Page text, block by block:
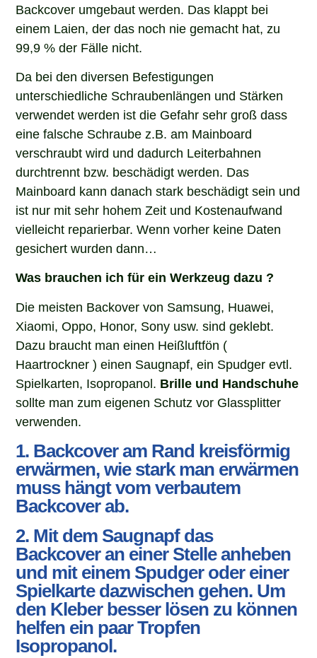
Backcover umgebaut werden. Das klappt bei
einem Laien, der das noch nie gemacht hat, zu
99,9 % der Fälle nicht.
Da bei den diversen Befestigungen
unterschiedliche Schraubenlängen und Stärken
verwendet werden ist die Gefahr sehr groß dass
eine falsche Schraube z.B. am Mainboard
verschraubt wird und dadurch Leiterbahnen
durchtrennt bzw. beschädigt werden. Das
Mainboard kann danach stark beschädigt sein und
ist nur mit sehr hohem Zeit und Kostenaufwand
vielleicht reparierbar. Wenn vorher keine Daten
gesichert wurden dann…
Was brauchen ich für ein Werkzeug dazu ?
Die meisten Backover von Samsung, Huawei,
Xiaomi, Oppo, Honor, Sony usw. sind geklebt.
Dazu braucht man einen Heißluftfön (
Haartrockner ) einen Saugnapf, ein Spudger evtl.
Spielkarten, Isopropanol. Brille und Handschuhe
sollte man zum eigenen Schutz vor Glassplitter
verwenden.
1. Backcover am Rand kreisförmig
erwärmen, wie stark man erwärmen
muss hängt vom verbautem
Backcover ab.
2. Mit dem Saugnapf das
Backcover an einer Stelle anheben
und mit einem Spudger oder einer
Spielkarte dazwischen gehen. Um
den Kleber besser lösen zu können
helfen ein paar Tropfen
Isopropanol.